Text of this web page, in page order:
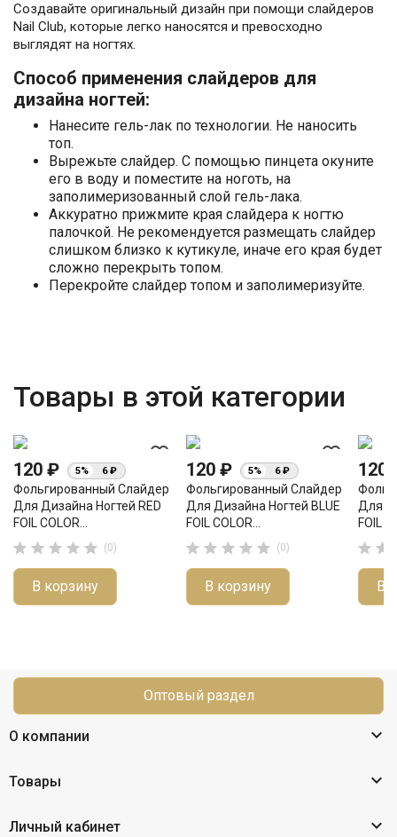
Создавайте оригинальный дизайн при помощи слайдеров
Nail Club, которые легко наносятся и превосходно
выглядят на ногтях.
Способ применения слайдеров для
дизайна ногтей:
Нанесите гель-лак по технологии. Не наносить
топ.
Вырежьте слайдер. С помощью пинцета окуните
его в воду и поместите на ноготь, на
заполимеризованный слой гель-лака.
Аккуратно прижмите края слайдера к ногтю
палочкой. Не рекомендуется размещать слайдер
слишком близко к кутикуле, иначе его края будет
сложно перекрыть топом.
Перекройте слайдер топом и заполимеризуйте.
Товары в этой категории
favorite_border
120 ₽ 5% 6 ₽
Фольгированный Слайдер
Для Дизайна Ногтей RED
FOIL COLOR...
     (0)
В корзину
favorite_border
120 ₽ 5% 6 ₽
Фольгированный Слайдер
Для Дизайна Ногтей BLUE
FOIL COLOR...
     (0)
В корзину
120
Для
FOIL
 
В
Оптовый раздел
О компании 
Товары 
Личный кабинет 